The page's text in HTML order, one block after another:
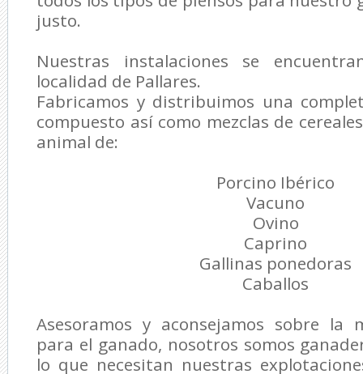
justo.
Nuestras instalaciones se
localidad de Pallares.
Fabricamos y distribuimos una
compuesto así como mezclas de
animal de:
Porcino Ibérico
Vacuno
Ovino
Caprino
Gallinas ponedoras
Caballos
Asesoramos y aconsejamos sobre la
para el ganado, nosotros somos
lo que necesitan nuestras